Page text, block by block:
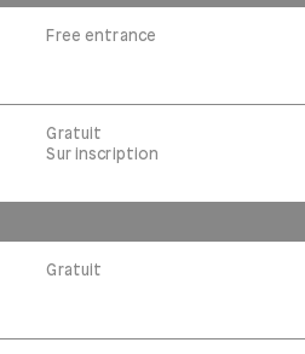
Free entrance
Gratuit
Sur inscription
Gratuit